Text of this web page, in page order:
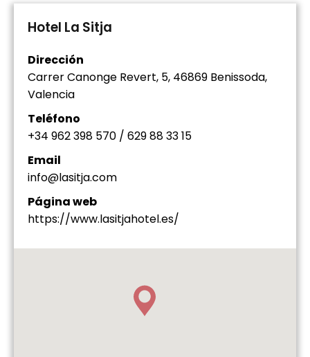
Hotel La Sitja
Dirección
Carrer Canonge Revert, 5, 46869 Benissoda,
Valencia
Teléfono
+34 962 398 570 / 629 88 33 15
Email
info@lasitja.com
Página web
https://www.lasitjahotel.es/